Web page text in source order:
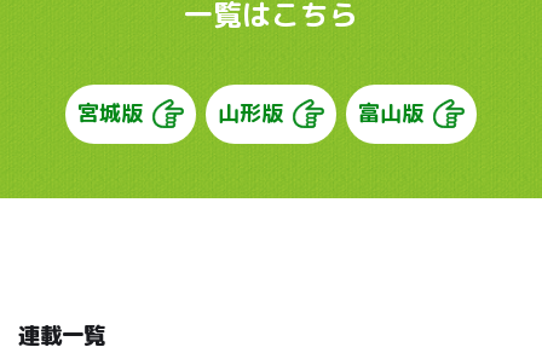
一覧はこちら
宮城版 山形版 富山版
連載一覧